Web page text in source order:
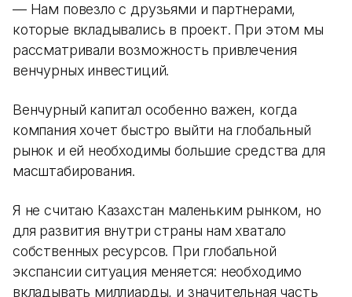
— Нам повезло с друзьями и партнерами,
которые вкладывались в проект. При этом мы
рассматривали возможность привлечения
венчурных инвестиций.
Венчурный капитал особенно важен, когда
компания хочет быстро выйти на глобальный
рынок и ей необходимы большие средства для
масштабирования.
Я не считаю Казахстан маленьким рынком, но
для развития внутри страны нам хватало
собственных ресурсов. При глобальной
экспансии ситуация меняется: необходимо
вкладывать миллиарды, и значительная часть